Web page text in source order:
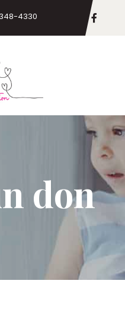
4330
don